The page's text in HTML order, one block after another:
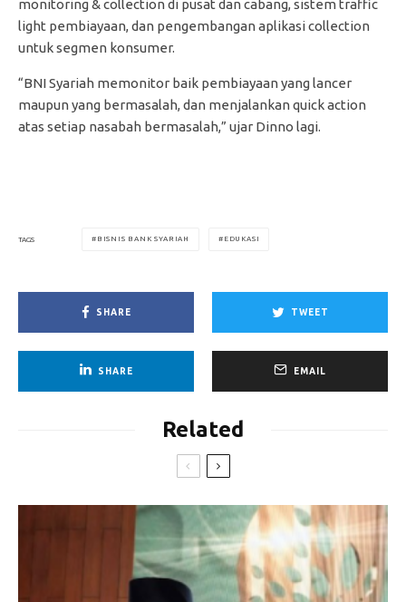
monitoring & collection di pusat dan cabang, sistem traffic
light pembiayaan, dan pengembangan aplikasi collection
untuk segmen konsumer.
“BNI Syariah memonitor baik pembiayaan yang lancer
maupun yang bermasalah, dan menjalankan quick action
atas setiap nasabah bermasalah,” ujar Dinno lagi.
TAGS BISNIS BANK SYARIAH EDUKASI
SHARE TWEET
SHARE EMAIL
Related